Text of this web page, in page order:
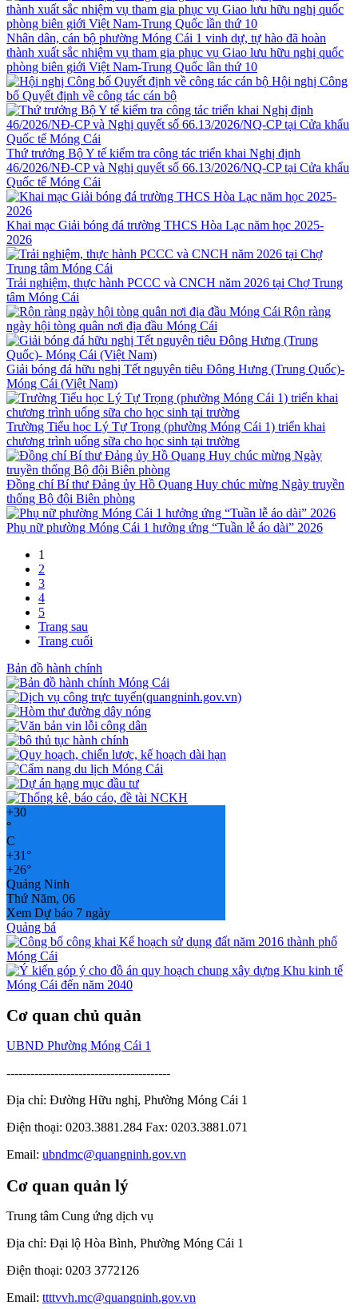
Nhân dân, cán bộ phường Móng Cái 1 vinh dự, tự hào đã hoàn
thành xuất sắc nhiệm vụ tham gia phục vụ Giao lưu hữu nghị quốc
phòng biên giới Việt Nam-Trung Quốc lần thứ 10
Hội nghị Công
bố Quyết định về công tác cán bộ
Thứ trưởng Bộ Y tế kiểm tra công tác triển khai Nghị định
46/2026/NĐ-CP và Nghị quyết số 66.13/2026/NQ-CP tại Cửa khẩu
Quốc tế Móng Cái
Khai mạc Giải bóng đá trường THCS Hòa Lạc năm học 2025-
2026
Trải nghiệm, thực hành PCCC và CNCH năm 2026 tại Chợ Trung
tâm Móng Cái
Rộn ràng
ngày hội tòng quân nơi địa đầu Móng Cái
Giải bóng đá hữu nghị Tết nguyên tiêu Đông Hưng (Trung Quốc)-
Móng Cái (Việt Nam)
Trường Tiểu học Lý Tự Trọng (phường Móng Cái 1) triển khai
chương trình uống sữa cho học sinh tại trường
Đồng chí Bí thư Đảng ủy Hồ Quang Huy chúc mừng Ngày truyền
thống Bộ đội Biên phòng
Phụ nữ phường Móng Cái 1 hưởng ứng “Tuần lễ áo dài” 2026
1
2
3
4
5
Trang sau
Trang cuối
Bản đồ hành chính
+30
°
C
+31°
+26°
Quảng Ninh
Thứ Năm, 06
Xem Dự báo 7 ngày
Quảng bá
Cơ quan chủ quản
UBND Phường Móng Cái 1
-----------------------------------------
Địa chỉ: Đường Hữu nghị, Phường Móng Cái 1
Điện thoại: 0203.3881.284 Fax: 0203.3881.071
Email: ubndmc@quangninh.gov.vn
Cơ quan quản lý
Trung tâm Cung ứng dịch vụ
Địa chỉ: Đại lộ Hòa Bình, Phường Móng Cái 1
Điện thoại: 0203 3772126
Email: ttttvvh.mc@quangninh.gov.vn